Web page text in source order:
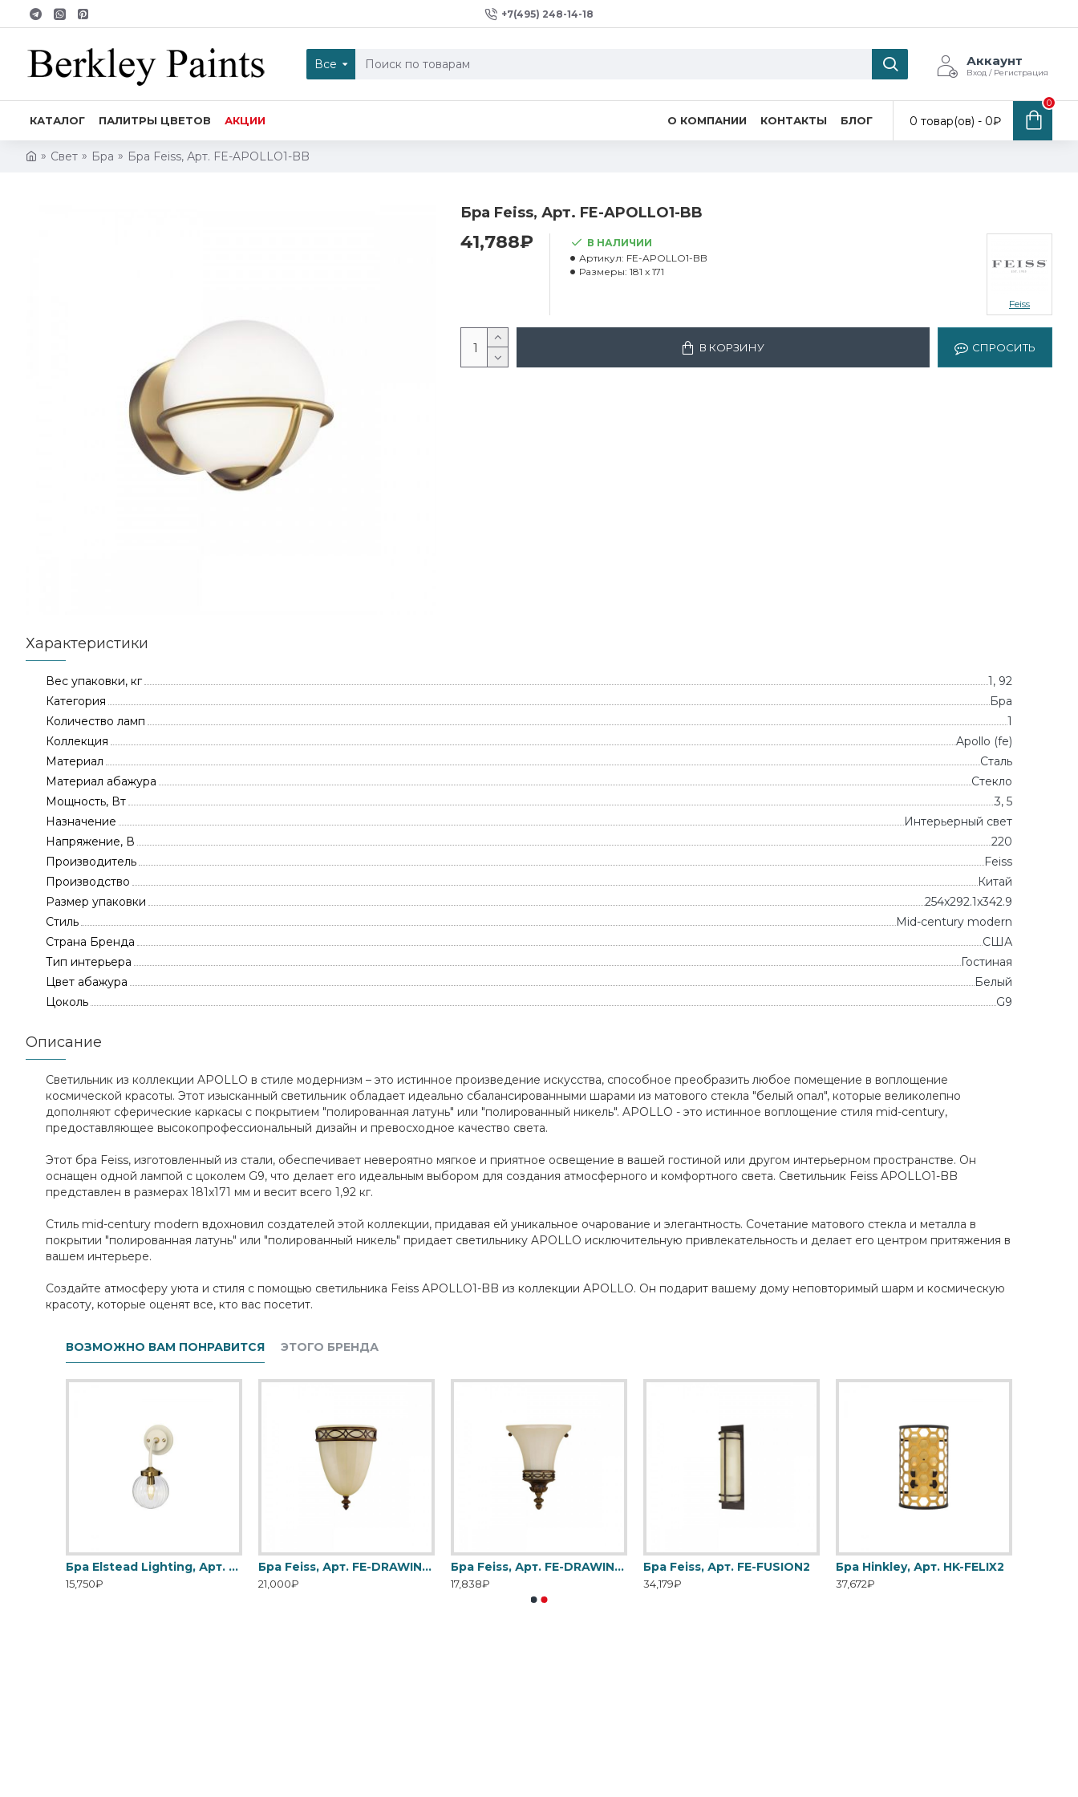
+7(495) 248-14-18
Все Аккаунт
Вход / Регистрация
КАТАЛОГ ПАЛИТРЫ ЦВЕТОВ АКЦИИ О КОМПАНИИ КОНТАКТЫ БЛОГ 0 товар(ов) - 0₽
0
Свет Бра Бра Feiss, Арт. FE-APOLLO1-BB
Бра Feiss, Арт. FE-APOLLO1-BB
41,788₽
В НАЛИЧИИ
Артикул: FE-APOLLO1-BB
Размеры: 181 x 171
Feiss
В КОРЗИНУ СПРОСИТЬ
Характеристики
Вес упаковки, кг
1, 92
Категория
Бра
Количество ламп
1
Коллекция
Apollo (fe)
Материал
Сталь
Материал абажура
Стекло
Мощность, Вт
3, 5
Назначение
Интерьерный свет
Напряжение, В
220
Производитель
Feiss
Производство
Китай
Размер упаковки
254x292.1x342.9
Стиль
Mid-century modern
Страна Бренда
CША
Тип интерьера
Гостиная
Цвет абажура
Белый
Цоколь
G9
Описание
Светильник из коллекции APOLLO в стиле модернизм – это истинное произведение искусства, способное преобразить любое помещение в воплощение
космической красоты. Этот изысканный светильник обладает идеально сбалансированными шарами из матового стекла "белый опал", которые великолепно
дополняют сферические каркасы с покрытием "полированная латунь" или "полированный никель". APOLLO - это истинное воплощение стиля mid-century,
предоставляющее высокопрофессиональный дизайн и превосходное качество света.
Этот бра Feiss, изготовленный из стали, обеспечивает невероятно мягкое и приятное освещение в вашей гостиной или другом интерьерном пространстве. Он
оснащен одной лампой с цоколем G9, что делает его идеальным выбором для создания атмосферного и комфортного света. Светильник Feiss APOLLO1-BB
представлен в размерах 181x171 мм и весит всего 1,92 кг.
Стиль mid-century modern вдохновил создателей этой коллекции, придавая ей уникальное очарование и элегантность. Сочетание матового стекла и металла в
покрытии "полированная латунь" или "полированный никель" придает светильнику APOLLO исключительную привлекательность и делает его центром притяжения в
вашем интерьере.
Создайте атмосферу уюта и стиля с помощью светильника Feiss APOLLO1-BB из коллекции APOLLO. Он подарит вашему дому неповторимый шарм и космическую
красоту, которые оценят все, кто вас посетит.
ВОЗМОЖНО ВАМ ПОНРАВИТСЯ ЭТОГО БРЕНДА
Бра Elstead Lighting, Арт. DL-COSMOS1
15,750₽
Бра Feiss, Арт. FE-DRAWING-ROOM-WU1
21,000₽
Бра Feiss, Арт. FE-DRAWING-ROOM-WU2
17,838₽
Бра Feiss, Арт. FE-FUSION2
34,179₽
Бра Hinkley, Арт. HK-FELIX2
37,672₽